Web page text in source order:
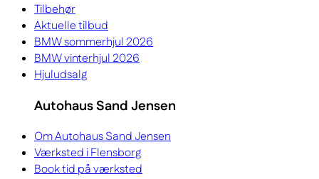
Tilbehør
Aktuelle tilbud
BMW sommerhjul 2026
BMW vinterhjul 2026
Hjuludsalg
Autohaus Sand Jensen
Om Autohaus Sand Jensen
Værksted i Flensborg
Book tid på værksted